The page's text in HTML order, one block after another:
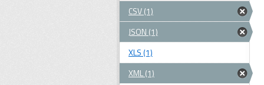
CSV (1)
JSON (1)
XLS (1)
XML (1)